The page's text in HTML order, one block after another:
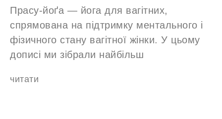
Прасу-йоґа — йога для вагітних,
спрямована на підтримку ментального і
фізичного стану вагітної жінки. У цьому
дописі ми зібрали найбільш
читати